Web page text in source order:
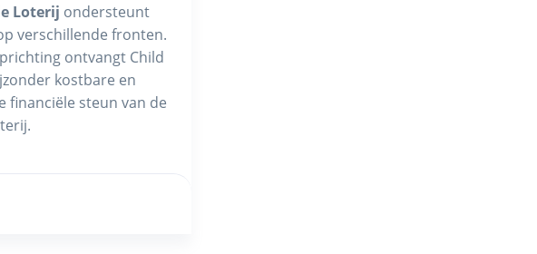
Loterij ondersteunt
verschillende fronten.
ontvangt Child
kostbare en
financiële steun van de